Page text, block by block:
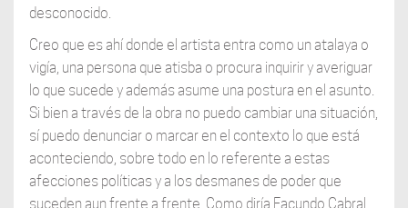
desconocido.
Creo que es ahí donde el artista entra como un atalaya o
vigía, una persona que atisba o procura inquirir y averiguar
lo que sucede y además asume una postura en el asunto.
Si bien a través de la obra no puedo cambiar una situación,
sí puedo denunciar o marcar en el contexto lo que está
aconteciendo, sobre todo en lo referente a estas
afecciones políticas y a los desmanes de poder que
suceden aun frente a frente. Como diría Facundo Cabral,